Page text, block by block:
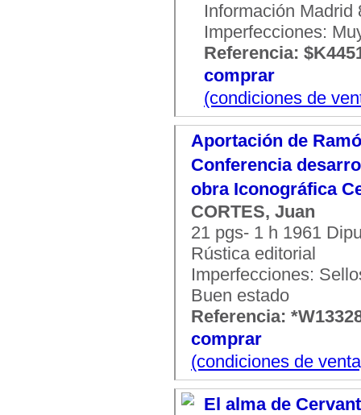
Información Madrid
Imperfecciones:
Referencia:
comprar
(condiciones de
Aportación de
Conferencia
obra Iconográfica
CORTES, Juan
21 pgs- 1 h 1961
Rústica editorial
Imperfecciones:
Buen estado
Referencia:
comprar
(condiciones de
El alma de